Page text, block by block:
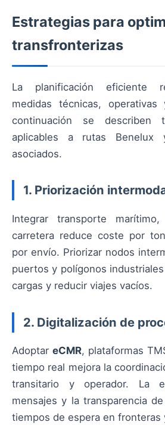
Estrategias para
transfronterizas
La planificación eficiente
medidas técnicas,
continuación se describen
aplicables a rutas Benelux
asociados.
1. Priorización
Integrar transporte
carretera reduce coste por
por envío. Priorizar nodos
puertos y polígonos
cargas y reducir viajes vacíos.
2. Digitalización de
Adoptar eCMR, plataformas
tiempo real mejora la
transitario y operador. La
mensajes y la transparencia
tiempos de espera en fronteras